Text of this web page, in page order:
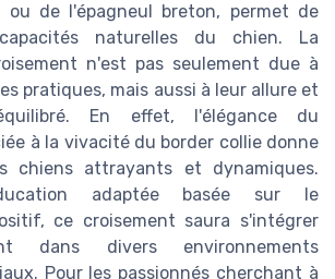
ou de l'épagneul breton, permet de
naturelles du chien. La
n'est pas seulement due à
pratiques, mais aussi à leur allure et
En effet, l'élégance du
à la vivacité du border collie donne
chiens attrayants et dynamiques.
adaptée basée sur le
ce croisement saura s'intégrer
dans divers environnements
Pour les passionnés cherchant à